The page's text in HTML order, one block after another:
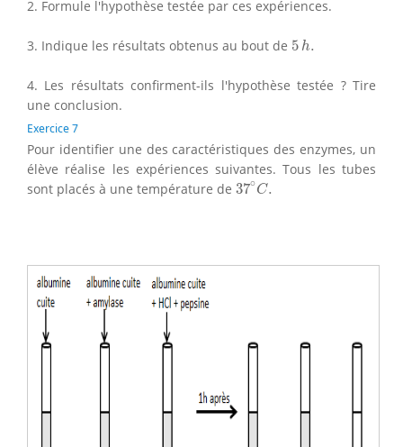
2. Formule l'hypothèse testée par ces expériences.
3. Indique les résultats obtenus au bout de 5 h.
5 h
4. Les résultats confirment-ils l'hypothèse testée ? Tire
une conclusion.
Exercice 7
Pour identifier une des caractéristiques des enzymes, un
élève réalise les expériences suivantes. Tous les tubes
sont placés à une température de 37∘C.
37∘C.